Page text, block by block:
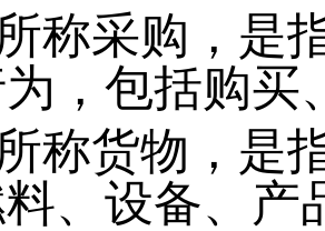
称采购，是
，包括购买
称货物，是
、设备、产